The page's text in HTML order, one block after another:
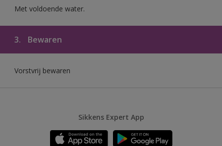
Met voldoende water.
3. Bewaren
Vorstvrij bewaren
Sikkens Expert App